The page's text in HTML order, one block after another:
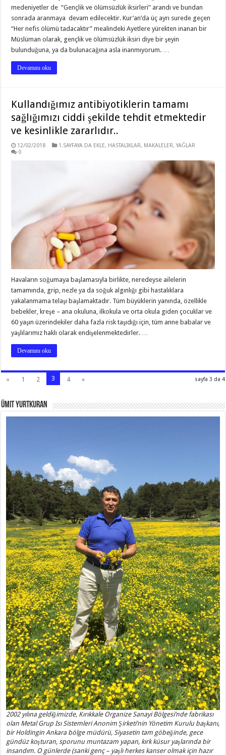
medeniyetler de “Gençlik ve ölümsüzlük iksirleri” arandı ve bundan
sonrada aranmaya devam edilecektir. Kur’an’da üç ayrı surede geçen
“Her nefis ölümü tadacaktır” mealindeki Ayetlere yürekten inanan bir
Müslüman olarak, gençlik ve ölümsüzlük iksiri diye bir şeyin
bulunduğuna, ya da bulunacağına asla inanmıyorum. …
Devamını oku
Kullandığımız antibiyotiklerin tamamı
sağlığımızı ciddi şekilde tehdit etmektedir
ve kesinlikle zararlıdır..
12/02/2018 1.SAYFAYA DA EKLE, HASTALIKLAR, MAKALELER,YAĞLAR
0
Havaların soğumaya başlamasıyla birlikte, neredeyse ailelerin
tamamında, grip, nezle ya da soğuk algınlığı gibi hastalıklara
yakalanmama telaşı başlamaktadır. Tüm büyüklerin yanında, özellikle
bebekler, kreşe – ana okuluna, ilkokula ve orta okula giden çocuklar ve
60 yaşın üzerindekiler daha fazla risk taşıdığı için, tüm anne babalar ve
yaşlılarımız haklı olarak endişelenmektedirler. …
Devamını oku
sayfa 3 da 4
« 1 2 3 4 »
Ümit Yurtkuran
2002 yılına geldiğimizde, Kırıkkale Organize Sanayi Bölgesi’nde fabrikası
olan Metal Grup Isı Sistemleri Anonim Şirketi’nin Yönetim Kurulu başkanı,
bir Holdingin Ankara bölge müdürü, Siyasetin tam göbeğinde, gece
gündüz koşturan, sporunu muntazam yapan, kırk küsur yaşlarında bir
insandım. O günlerde (sanki genç – yaşlı herkes kanser olmak için hazır